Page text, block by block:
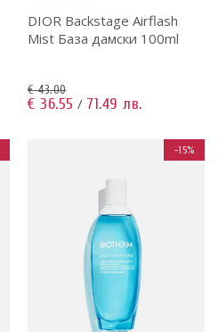
DIOR Backstage Airflash
Mist База дамски 100ml
€ 43.00
€ 36.55 / 71.49 лв.
-15%